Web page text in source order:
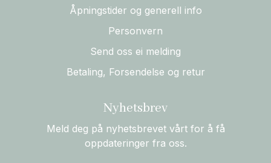
Åpningstider og generell info
Personvern
Send oss ei melding
Betaling, Forsendelse og retur
Nyhetsbrev
Meld deg på nyhetsbrevet vårt for å få
oppdateringer fra oss.